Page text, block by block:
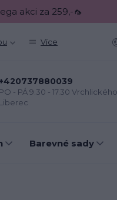
akci za 259,-🦟
Více
PO - PÁ 9.30 - 17.30
Liberec
Barevné sady